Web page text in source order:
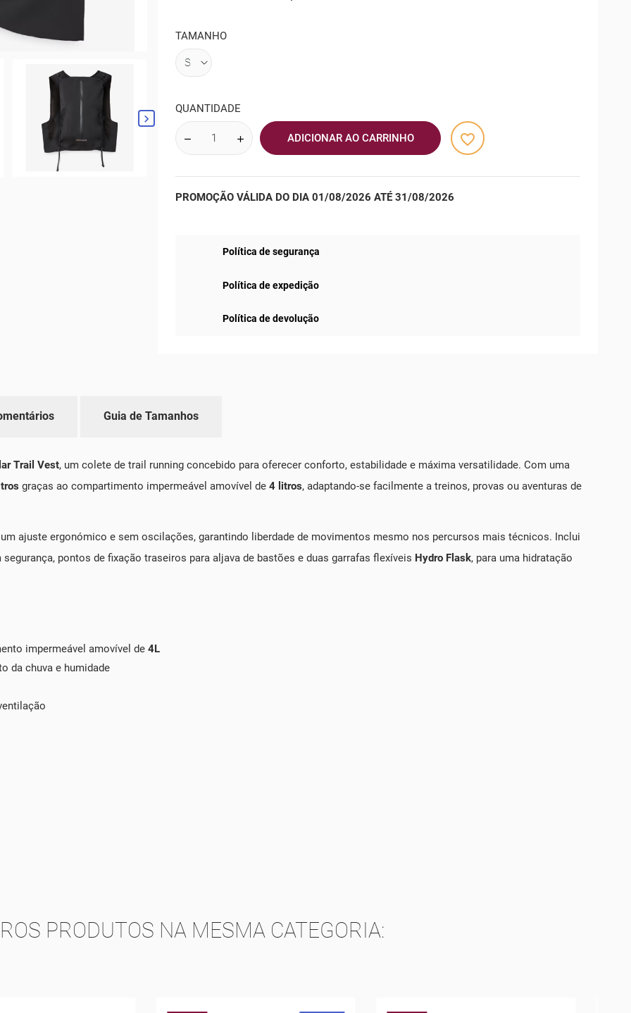

TAMANHO
QUANTIDADE
ADICIONAR AO CARRINHO favorite_border
PROMOÇÃO VÁLIDA DO DIA 01/08/2026 ATÉ 31/08/2026
Política de segurança
Política de expedição
Política de devolução
Guia de Tamanhos
Trail Vest, um colete de trail running concebido para oferecer conforto, estabilidade e máxima versatilidade. Com uma
graças ao compartimento impermeável amovível de 4 litros, adaptando-se facilmente a treinos, provas ou aventuras de
ajuste ergonómico e sem oscilações, garantindo liberdade de movimentos mesmo nos percursos mais técnicos. Inclui
pontos de fixação traseiros para aljava de bastões e duas garrafas flexíveis Hydro Flask, para uma hidratação
impermeável amovível de 4L
da chuva e humidade
PRODUTOS NA MESMA CATEGORIA: